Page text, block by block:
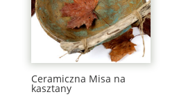
Ceramiczna Misa na
kasztany